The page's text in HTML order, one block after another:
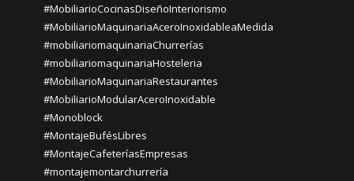
#MobiliarioCocinasDiseñoInteriorismo
#MobiliarioMaquinariaAceroInoxidableaMedida
#mobiliariomaquinariaChurrerías
#mobiliariomaquinariaHosteleria
#MobiliarioMaquinariaRestaurantes
#MobiliarioModularAceroInoxidable
#Monoblock
#MontajeBufésLibres
#MontajeCafeteríasEmpresas
#montajemontarchurrería